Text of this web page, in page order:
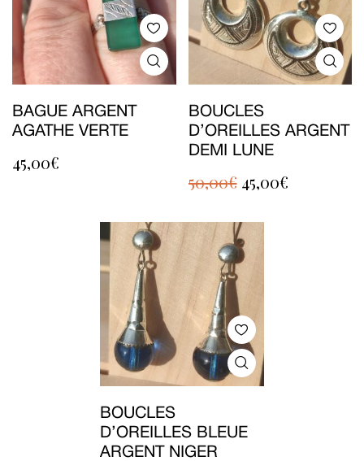
BAGUE ARGENT
AGATHE VERTE
45,00€
BOUCLES
D’OREILLES ARGENT
DEMI LUNE
50,00€ 45,00€
BOUCLES
D’OREILLES BLEUE
ARGENT NIGER